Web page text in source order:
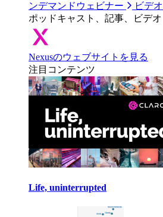
ンデマンドウェビナー
ビデオ
ポッドキャスト、記事、ビデオ
Nexusのウェブサイトを見る
注目コンテンツ
Life, uninterrupted